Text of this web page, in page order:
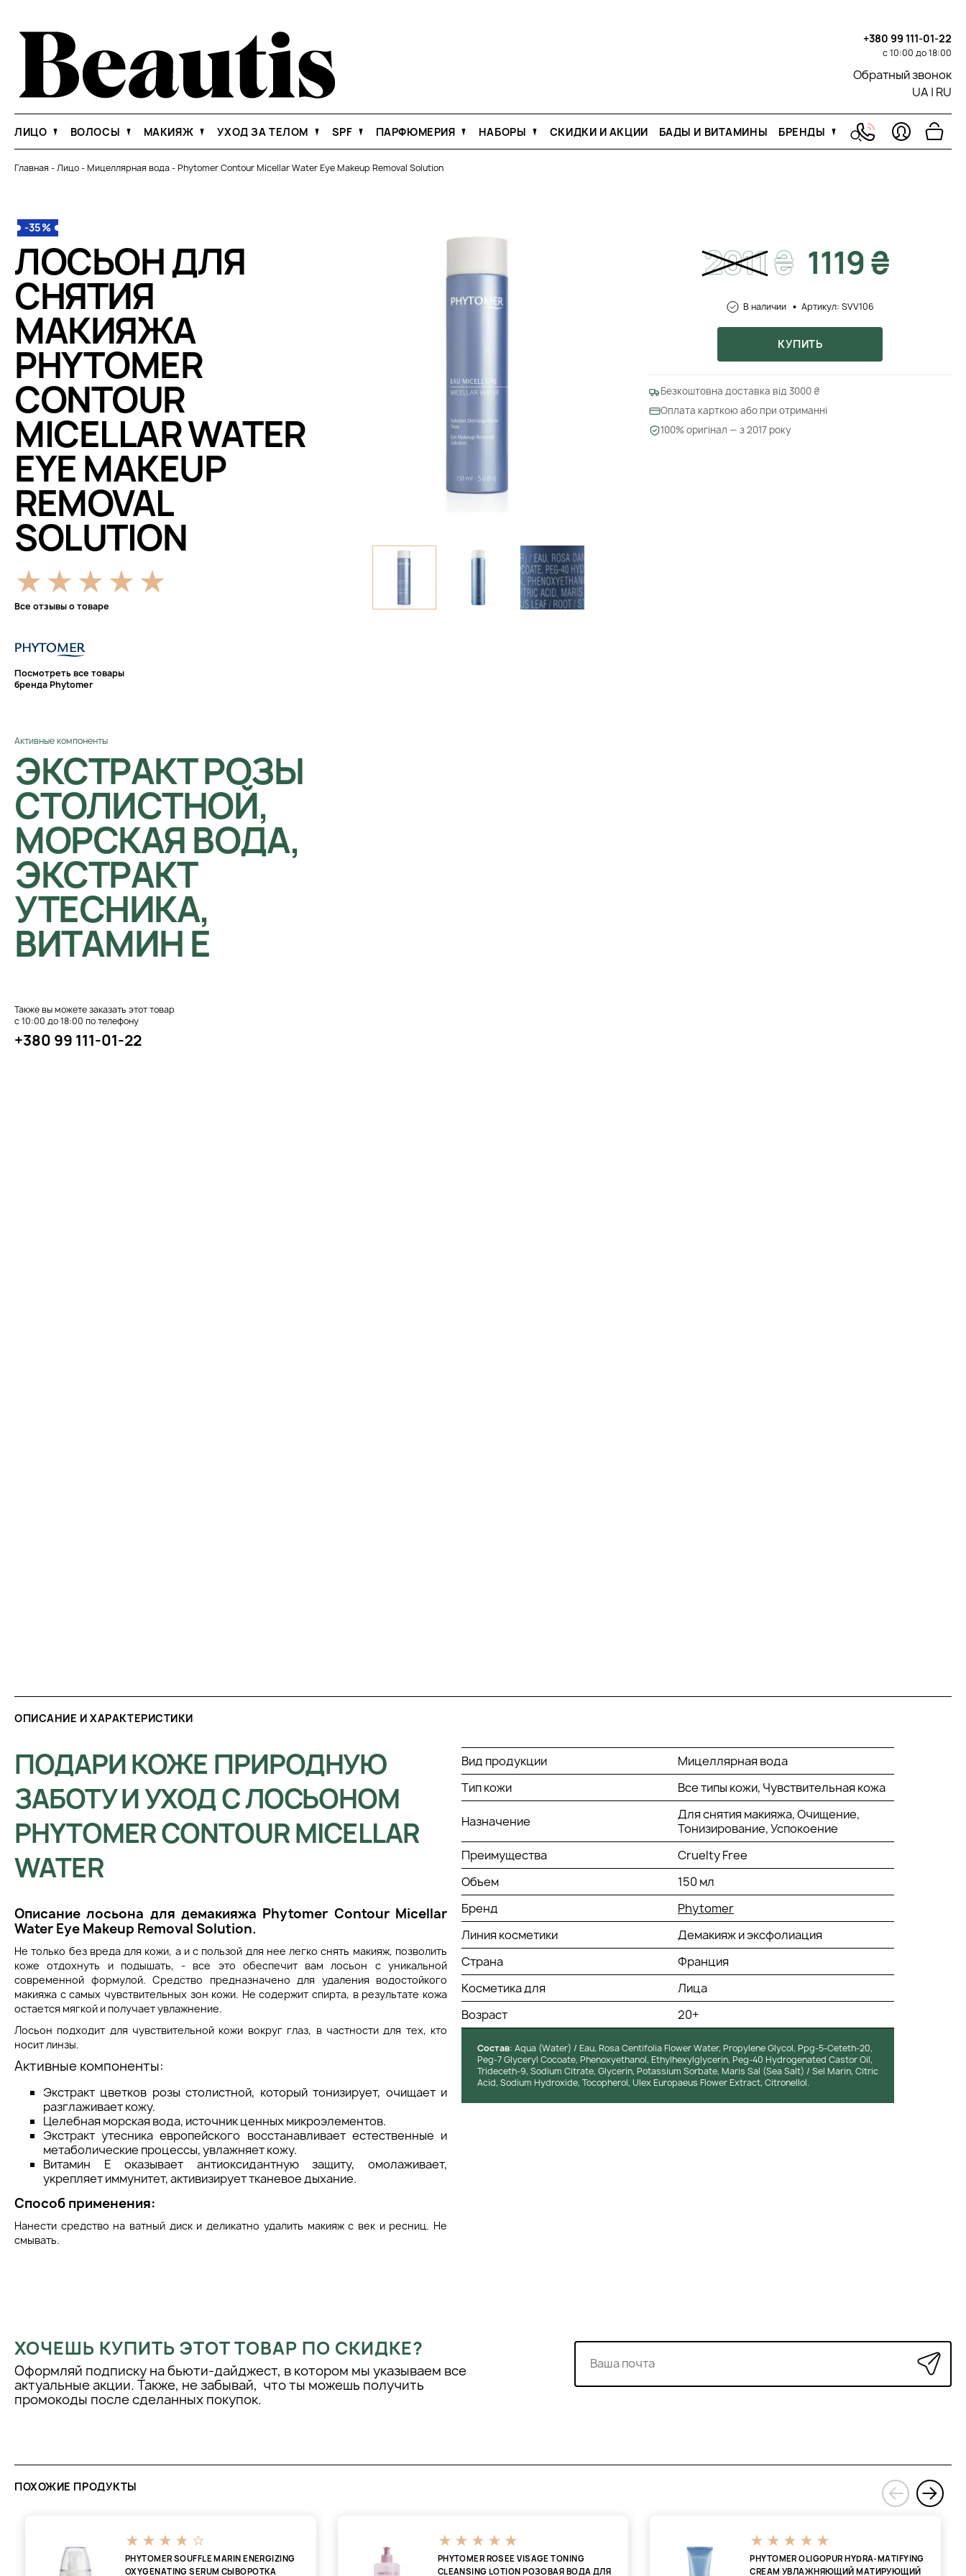
+380 99 111-01-22
с 10:00 до 18:00
Обратный звонок
UA | RU
ЛИЦО ВОЛОСЫ МАКИЯЖ УХОД ЗА ТЕЛОМ SPF ПАРФЮМЕРИЯ НАБОРЫ СКИДКИ И АКЦИИ БАДЫ И ВИТАМИНЫ БРЕНДЫ
Главная -Лицо-Мицеллярная вода-Phytomer Contour Micellar Water Eye Makeup Removal Solution
-35%
ЛОСЬОН ДЛЯ
СНЯТИЯ
МАКИЯЖА
PHYTOMER
CONTOUR
MICELLAR WATER
EYE MAKEUP
REMOVAL
SOLUTION
Все отзывы о товаре
Посмотреть все товары
бренда Phytomer
Активные компоненты
ЭКСТРАКТ РОЗЫ
СТОЛИСТНОЙ,
МОРСКАЯ ВОДА,
ЭКСТРАКТ
УТЕСНИКА,
ВИТАМИН Е
Также вы можете заказать этот товар
с 10:00 до 18:00 по телефону
+380 99 111-01-22
2011₴ 1119 ₴
В наличии Артикул: SVV106
КУПИТЬ
Безкоштовна доставка від 3000 ₴
Оплата карткою або при отриманні
100% оригінал — з 2017 року
ОПИСАНИЕ И ХАРАКТЕРИСТИКИ
ПОДАРИ КОЖЕ ПРИРОДНУЮ
ЗАБОТУ И УХОД С ЛОСЬОНОМ
PHYTOMER CONTOUR MICELLAR
WATER
Описание лосьона для демакияжа Phytomer Contour Micellar
Water Eye Makeup Removal Solution.
Не только без вреда для кожи, а и с пользой для нее легко снять макияж, позволить
коже отдохнуть и подышать, - все это обеспечит вам лосьон с уникальной
современной формулой. Средство предназначено для удаления водостойкого
макияжа с самых чувствительных зон кожи. Не содержит спирта, в результате кожа
остается мягкой и получает увлажнение.
Лосьон подходит для чувствительной кожи вокруг глаз, в частности для тех, кто
носит линзы.
Активные компоненты:
Экстракт цветков розы столистной, который тонизирует, очищает и
разглаживает кожу.
Целебная морская вода, источник ценных микроэлементов.
Экстракт утесника европейского восстанавливает естественные и
метаболические процессы, увлажняет кожу.
Витамин Е оказывает антиоксидантную защиту, омолаживает,
укрепляет иммунитет, активизирует тканевое дыхание.
Способ применения:
Нанести средство на ватный диск и деликатно удалить макияж с век и ресниц. Не
смывать.
Вид продукции
Мицеллярная вода
Тип кожи
Все типы кожи, Чувствительная кожа
Назначение
Для снятия макияжа, Очищение,
Тонизирование, Успокоение
Преимущества
Cruelty Free
Объем
150 мл
Бренд
Phytomer
Линия косметики
Демакияж и эксфолиация
Страна
Франция
Косметика для
Лица
Возраст
20+
Состав: Aqua (Water) / Eau, Rosa Centifolia Flower Water, Propylene Glycol, Ppg-5-Ceteth-20,
Peg-7 Glyceryl Cocoate, Phenoxyethanol, Ethylhexylglycerin, Peg-40 Hydrogenated Castor Oil,
Trideceth-9, Sodium Citrate, Glycerin, Potassium Sorbate, Maris Sal (Sea Salt) / Sel Marin, Citric
Acid, Sodium Hydroxide, Tocopherol, Ulex Europaeus Flower Extract, Citronellol.
ХОЧЕШЬ КУПИТЬ ЭТОТ ТОВАР ПО СКИДКЕ?
Оформляй подписку на бьюти-дайджест, в котором мы указываем все
актуальные акции. Также, не забывай, что ты можешь получить
промокоды после сделанных покупок.
ПОХОЖИЕ ПРОДУКТЫ
PHYTOMER SOUFFLE MARIN ENERGIZING
OXYGENATING SERUM СЫВОРОТКА
PHYTOMER ROSEE VISAGE TONING
CLEANSING LOTION РОЗОВАЯ ВОДА ДЛЯ
PHYTOMER OLIGOPUR HYDRA-MATIFYING
CREAM УВЛАЖНЯЮЩИЙ МАТИРУЮЩИЙ
‹
›